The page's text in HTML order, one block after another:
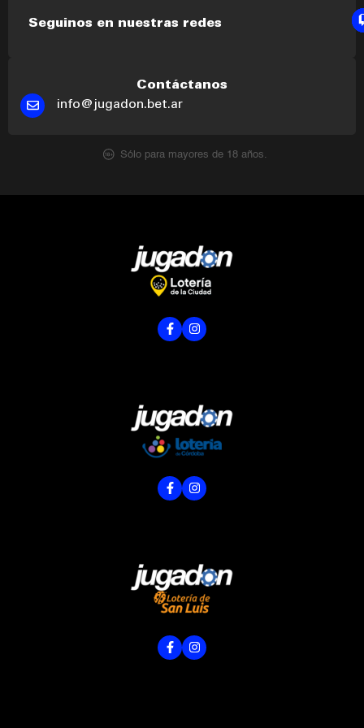
Seguinos en nuestras redes
Contáctanos
info@jugadon.bet.ar
Sólo para mayores de 18 años.